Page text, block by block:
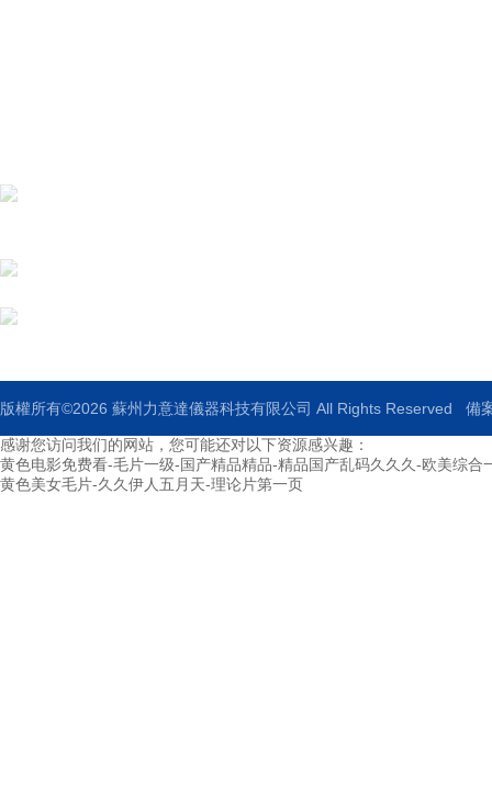
版權所有©2026 蘇州力意達儀器科技有限公司 All Rights Reserved 備
感谢您访问我们的网站，您可能还对以下资源感兴趣：
黄色电影免费看-毛片一级-国产精品精品-精品国产乱码久久久-欧美综
黄色美女毛片-久久伊人五月天-理论片第一页